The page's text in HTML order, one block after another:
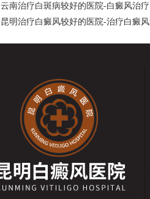
云南治疗白斑病较好的医院-白癜风治
昆明治疗白癜风较好的医院-治疗白癜